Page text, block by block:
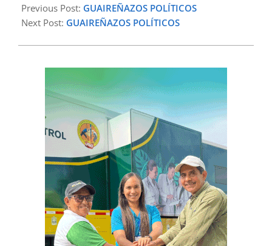
02-
08
Previous Post: GUAIREÑAZOS POLÍTICOS
Next Post: GUAIREÑAZOS POLÍTICOS